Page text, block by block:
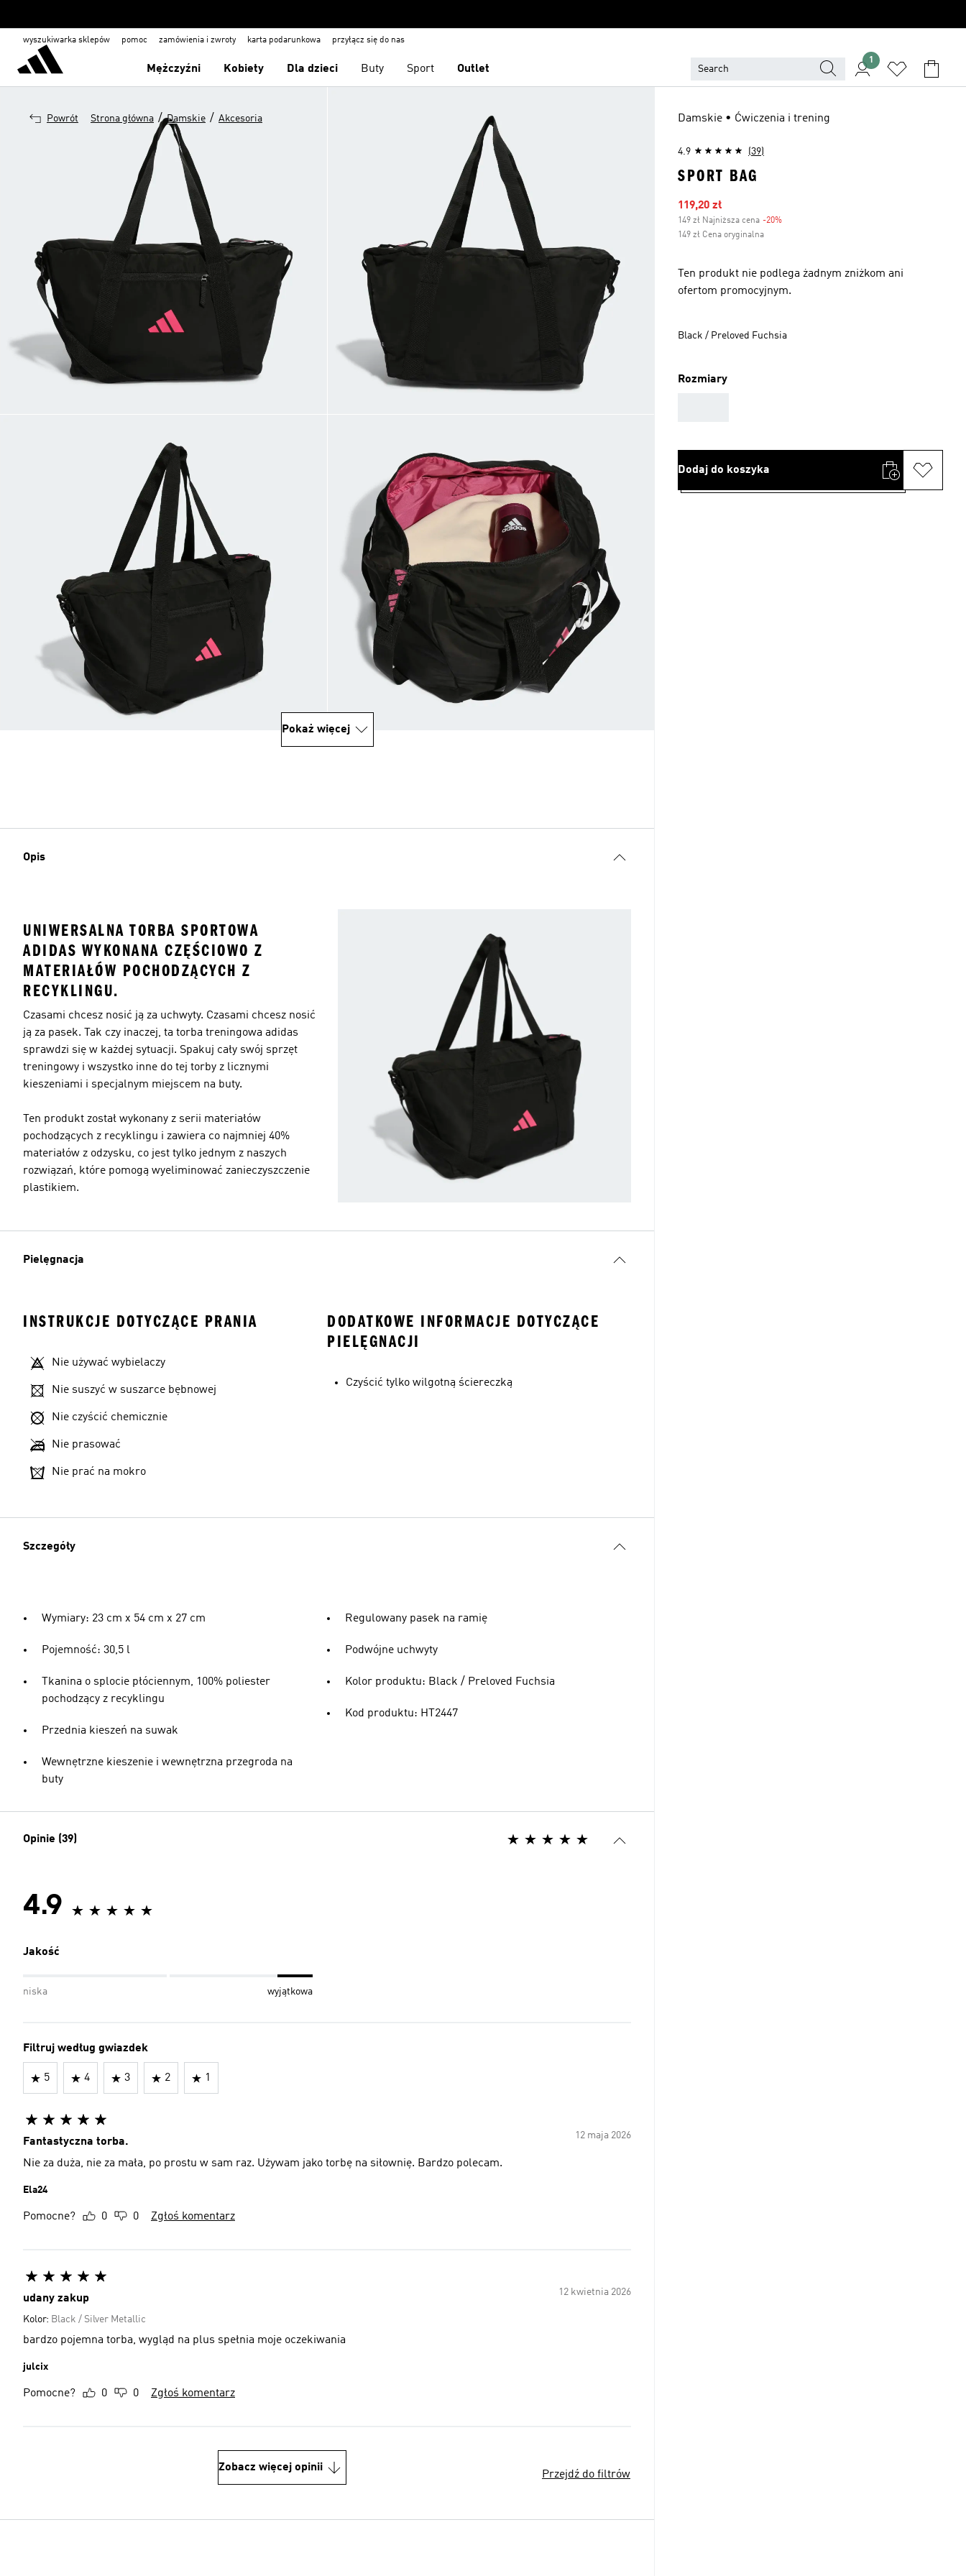
wyszukiwarka sklepów pomoc zamówienia i zwroty karta podarunkowa przyłącz się do nas
Mężczyźni Kobiety Dla dzieci Buty Sport Outlet
1
Powrót Strona główna / Damskie / Akcesoria
Pokaż więcej
Opis
UNIWERSALNA TORBA SPORTOWA
ADIDAS WYKONANA CZĘŚCIOWO Z
MATERIAŁÓW POCHODZĄCYCH Z
RECYKLINGU.
Czasami chcesz nosić ją za uchwyty. Czasami chcesz nosić
ją za pasek. Tak czy inaczej, ta torba treningowa adidas
sprawdzi się w każdej sytuacji. Spakuj cały swój sprzęt
treningowy i wszystko inne do tej torby z licznymi
kieszeniami i specjalnym miejscem na buty.
Ten produkt został wykonany z serii materiałów
pochodzących z recyklingu i zawiera co najmniej 40%
materiałów z odzysku, co jest tylko jednym z naszych
rozwiązań, które pomogą wyeliminować zanieczyszczenie
plastikiem.
Pielęgnacja
INSTRUKCJE DOTYCZĄCE PRANIA
Nie używać wybielaczy
Nie suszyć w suszarce bębnowej
Nie czyścić chemicznie
Nie prasować
Nie prać na mokro
DODATKOWE INFORMACJE DOTYCZĄCE
PIELĘGNACJI
Czyścić tylko wilgotną ściereczką
Szczegóły
Wymiary: 23 cm x 54 cm x 27 cm
Pojemność: 30,5 l
Tkanina o splocie płóciennym, 100% poliester
pochodzący z recyklingu
Przednia kieszeń na suwak
Wewnętrzne kieszenie i wewnętrzna przegroda na
buty
Regulowany pasek na ramię
Podwójne uchwyty
Kolor produktu: Black / Preloved Fuchsia
Kod produktu: HT2447
Opinie (39)
4.9
Jakość
niska wyjątkowa
Filtruj według gwiazdek
5 4 3 2 1
12 maja 2026
Fantastyczna torba.
Nie za duża, nie za mała, po prostu w sam raz. Używam jako torbę na siłownię. Bardzo polecam.
Ela24
Pomocne? 0 0 Zgłoś komentarz
12 kwietnia 2026
udany zakup
Kolor: Black / Silver Metallic
bardzo pojemna torba, wygląd na plus spełnia moje oczekiwania
julcix
Pomocne? 0 0 Zgłoś komentarz
Zobacz więcej opinii
Przejdź do filtrów
Damskie • Ćwiczenia i trening
4.9 (39)
SPORT BAG
Ceny na wyprzedaży
119,20 zł
149 zł Najniższa cena -20%
149 zł Cena oryginalna
Ten produkt nie podlega żadnym zniżkom ani
ofertom promocyjnym.
Black / Preloved Fuchsia
Rozmiary
Dodaj do koszyka